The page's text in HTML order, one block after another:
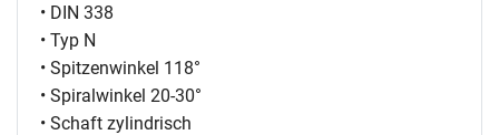
• DIN 338
• Typ N
• Spitzenwinkel 118°
• Spiralwinkel 20-30°
• Schaft zylindrisch